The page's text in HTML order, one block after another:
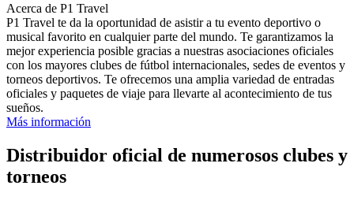
Acerca de P1 Travel
P1 Travel te da la oportunidad de asistir a tu evento deportivo o
musical favorito en cualquier parte del mundo. Te garantizamos la
mejor experiencia posible gracias a nuestras asociaciones oficiales
con los mayores clubes de fútbol internacionales, sedes de eventos y
torneos deportivos. Te ofrecemos una amplia variedad de entradas
oficiales y paquetes de viaje para llevarte al acontecimiento de tus
sueños.
Más información
Distribuidor oficial de numerosos clubes y
torneos